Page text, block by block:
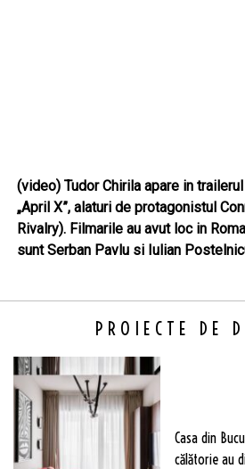
(video) Tudor Chirila apare in
„April X”, alaturi de protagonistul
Rivalry). Filmarile au avut loc in
sunt Serban Pavlu si Iulian
PROIECTE DE
Casa din
călătorie au